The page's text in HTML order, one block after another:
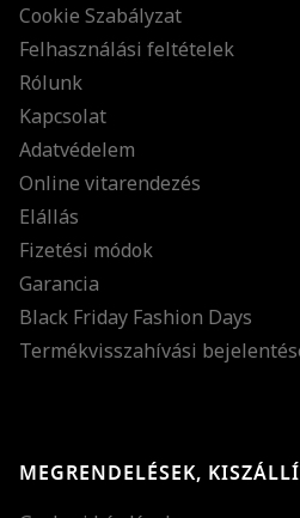
Cookie Szabályzat
Felhasználási feltételek
Rólunk
Kapcsolat
Adatvédelem
Online vitarendezés
Elállás
Fizetési módok
Garancia
Black Friday Fashion Days
Termékvisszahívási
MEGRENDELÉSEK,